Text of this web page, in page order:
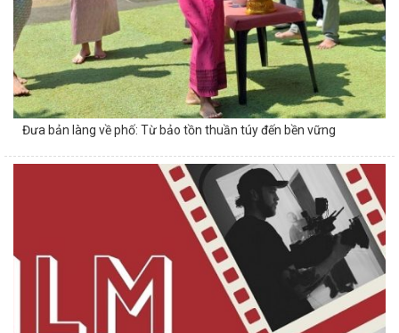
Đưa bản làng về phố: Từ bảo tồn thuần túy đến bền vững